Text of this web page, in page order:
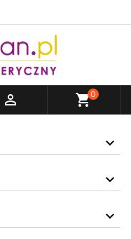
 shopping_cart0